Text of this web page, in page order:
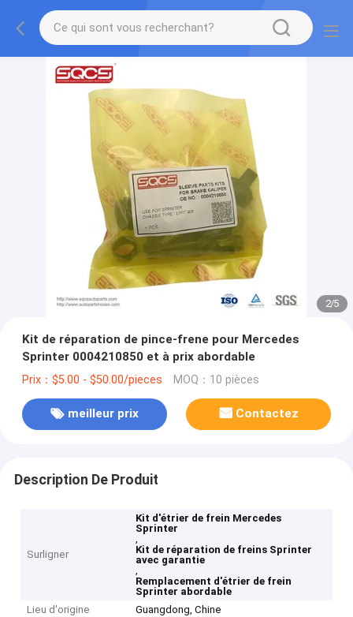
2/5
Kit de réparation de pince-frene pour Mercedes
Sprinter 0004210850 et à prix abordable
Prix：$5.00 - $50.00/pieces MOQ：10 pièces
meilleur prix Contactez
Description De Produit
Surligner
Kit d'étrier de frein Mercedes
Sprinter
,
Kit de réparation de freins Sprinter
avec garantie
,
Remplacement d'étrier de frein
Sprinter abordable
Lieu d'origine
Guangdong, Chine